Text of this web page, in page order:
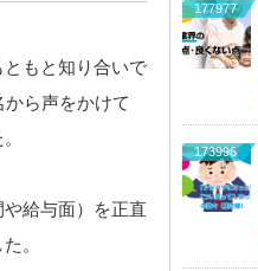
もと知り合いで
ら声をかけて
給与面）を正直
。
177977
173996